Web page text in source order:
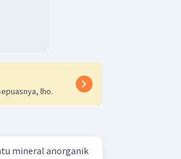
lho.
mineral anorganik